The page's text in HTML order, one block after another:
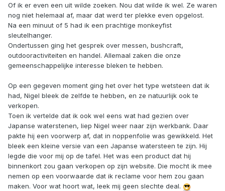
Of ik er even een uit wilde zoeken. Nou dat wilde ik wel. Ze waren
nog niet helemaal af, maar dat werd ter plekke even opgelost.
Na een minuut of 5 had ik een prachtige monkeyfist
sleutelhanger.
Ondertussen ging het gesprek over messen, bushcraft,
outdooractiviteiten en handel. Allemaal zaken die onze
gemeenschappelijke interesse bleken te hebben.
Op een gegeven moment ging het over het type wetsteen dat ik
had, Nigel bleek de zelfde te hebben, en ze natuurlijk ook te
verkopen.
Toen ik vertelde dat ik ook wel eens wat had gezien over
Japanse waterstenen, liep Nigel weer naar zijn werkbank. Daar
pakte hij een voorwerp af, dat in noppenfolie was gewikkeld. Het
bleek een kleine versie van een Japanse watersteen te zijn. Hij
legde die voor mij op de tafel. Het was een product dat hij
binnenkort zou gaan verkopen op zijn website. Die mocht ik mee
nemen op een voorwaarde dat ik reclame voor hem zou gaan
maken. Voor wat hoort wat, leek mij geen slechte deal.